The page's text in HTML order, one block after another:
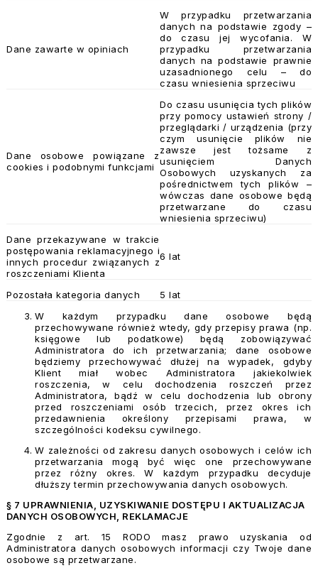
Dane zawarte w opiniach
W przypadku przetwarzania
danych na podstawie zgody –
do czasu jej wycofania. W
przypadku przetwarzania
danych na podstawie prawnie
uzasadnionego celu – do
czasu wniesienia sprzeciwu
Dane osobowe powiązane z
cookies i podobnymi funkcjami
Do czasu usunięcia tych plików
przy pomocy ustawień strony /
przeglądarki / urządzenia (przy
czym usunięcie plików nie
zawsze jest tożsame z
usunięciem Danych
Osobowych uzyskanych za
pośrednictwem tych plików –
wówczas dane osobowe będą
przetwarzane do czasu
wniesienia sprzeciwu)
Dane przekazywane w trakcie
postępowania reklamacyjnego i
innych procedur związanych z
roszczeniami Klienta
6 lat
Pozostała kategoria danych
5 lat
W każdym przypadku dane osobowe będą
przechowywane również wtedy, gdy przepisy prawa (np.
księgowe lub podatkowe) będą zobowiązywać
Administratora do ich przetwarzania; dane osobowe
będziemy przechowywać dłużej na wypadek, gdyby
Klient miał wobec Administratora jakiekolwiek
roszczenia, w celu dochodzenia roszczeń przez
Administratora, bądź w celu dochodzenia lub obrony
przed roszczeniami osób trzecich, przez okres ich
przedawnienia określony przepisami prawa, w
szczególności kodeksu cywilnego.
W zależności od zakresu danych osobowych i celów ich
przetwarzania mogą być więc one przechowywane
przez różny okres. W każdym przypadku decyduje
dłuższy termin przechowywania danych osobowych.
§ 7 UPRAWNIENIA, UZYSKIWANIE DOSTĘPU I AKTUALIZACJA
DANYCH OSOBOWYCH, REKLAMACJE
Zgodnie z art. 15 RODO masz prawo uzyskania od
Administratora danych osobowych informacji czy Twoje dane
osobowe są przetwarzane.